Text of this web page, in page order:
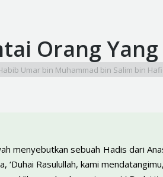
Orang
Umar bin Muhammad bin Salim bin
menyebutkan sebuah Hadis dari
‘Duhai Rasulullah, kami